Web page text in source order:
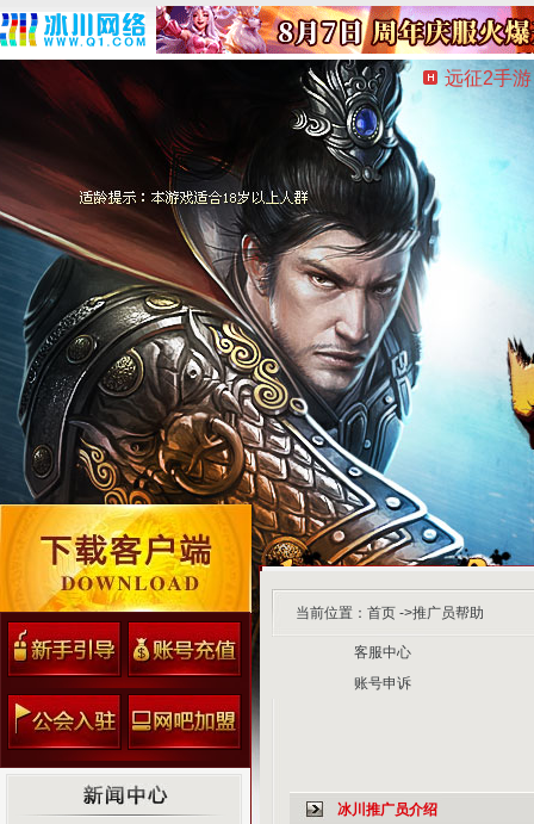
远征2手游
当前位置： 首页 ->推广员帮助
客服中心
账号申诉
冰川推广员介绍